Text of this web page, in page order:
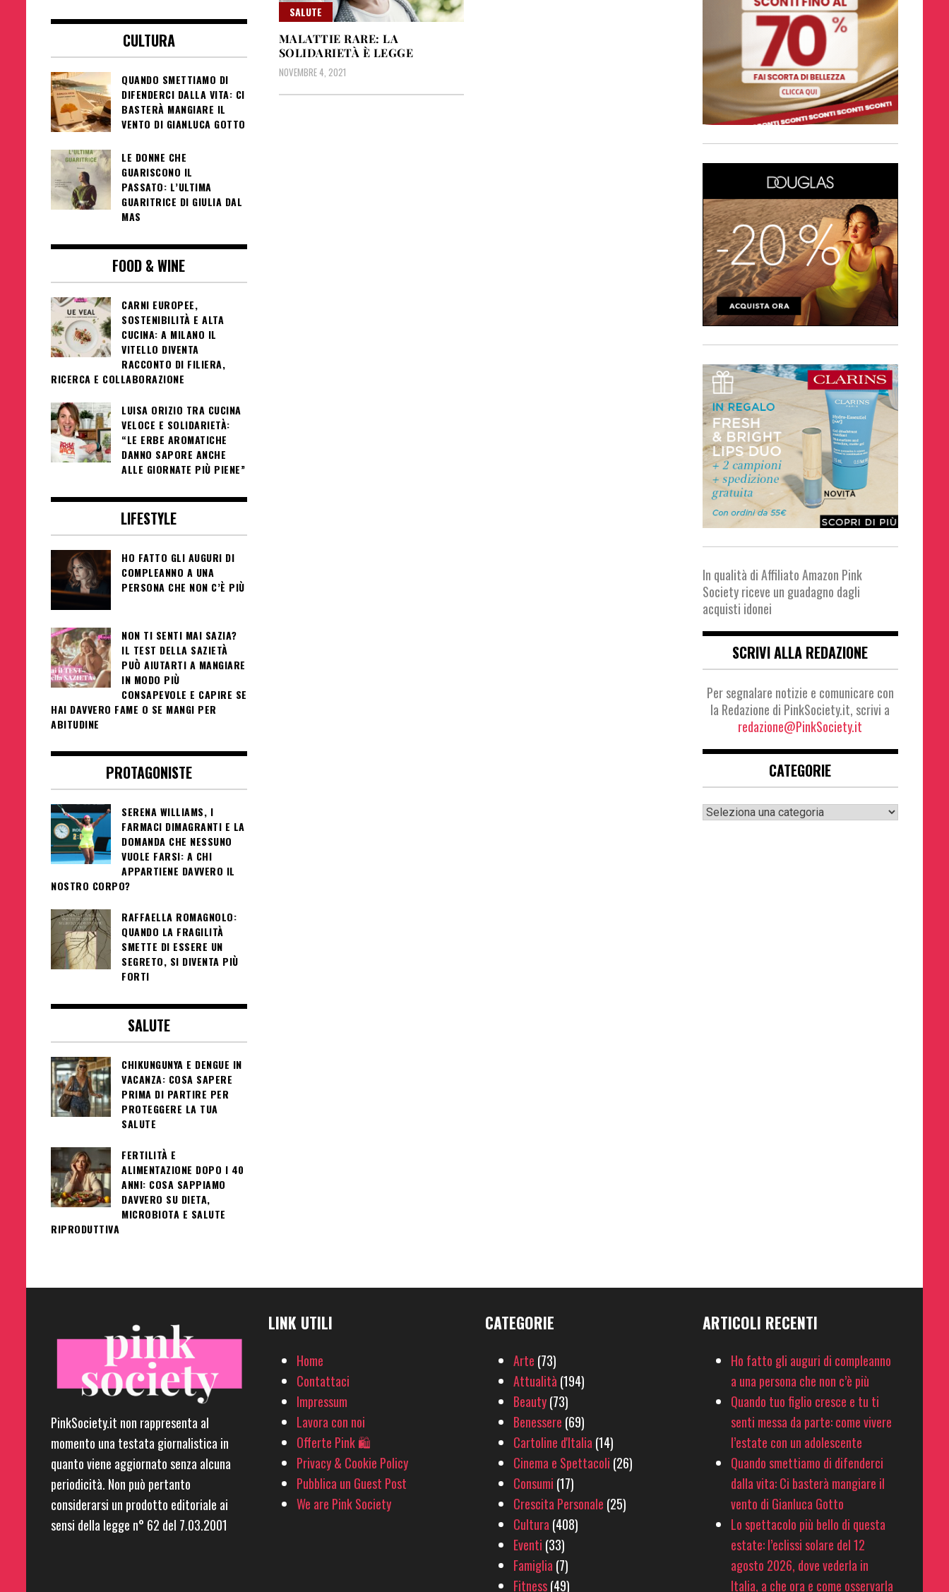
SALUTE
MALATTIE RARE: LA
SOLIDARIETÀ È LEGGE
NOVEMBRE 4, 2021
CULTURA
QUANDO SMETTIAMO DI
DIFENDERCI DALLA VITA: CI
BASTERÀ MANGIARE IL
VENTO DI GIANLUCA GOTTO
LE DONNE CHE
GUARISCONO IL
PASSATO: L’ULTIMA
GUARITRICE DI GIULIA DAL
MAS
FOOD & WINE
CARNI EUROPEE,
SOSTENIBILITÀ E ALTA
CUCINA: A MILANO IL
VITELLO DIVENTA
RACCONTO DI FILIERA,
RICERCA E COLLABORAZIONE
LUISA ORIZIO TRA CUCINA
VELOCE E SOLIDARIETÀ:
“LE ERBE AROMATICHE
DANNO SAPORE ANCHE
ALLE GIORNATE PIÙ PIENE”
LIFESTYLE
HO FATTO GLI AUGURI DI
COMPLEANNO A UNA
PERSONA CHE NON C’È PIÙ
NON TI SENTI MAI SAZIA?
IL TEST DELLA SAZIETÀ
PUÒ AIUTARTI A MANGIARE
IN MODO PIÙ
CONSAPEVOLE E CAPIRE SE
HAI DAVVERO FAME O SE MANGI PER
ABITUDINE
PROTAGONISTE
SERENA WILLIAMS, I
FARMACI DIMAGRANTI E LA
DOMANDA CHE NESSUNO
VUOLE FARSI: A CHI
APPARTIENE DAVVERO IL
NOSTRO CORPO?
RAFFAELLA ROMAGNOLO:
QUANDO LA FRAGILITÀ
SMETTE DI ESSERE UN
SEGRETO, SI DIVENTA PIÙ
FORTI
SALUTE
CHIKUNGUNYA E DENGUE IN
VACANZA: COSA SAPERE
PRIMA DI PARTIRE PER
PROTEGGERE LA TUA
SALUTE
FERTILITÀ E
ALIMENTAZIONE DOPO I 40
ANNI: COSA SAPPIAMO
DAVVERO SU DIETA,
MICROBIOTA E SALUTE
RIPRODUTTIVA
In qualità di Affiliato Amazon Pink
Society riceve un guadagno dagli
acquisti idonei
SCRIVI ALLA REDAZIONE
Per segnalare notizie e comunicare con
la Redazione di PinkSociety.it, scrivi a
redazione@PinkSociety.it
CATEGORIE
Categorie
PinkSociety.it non rappresenta al
momento una testata giornalistica in
quanto viene aggiornato senza alcuna
periodicità. Non può pertanto
considerarsi un prodotto editoriale ai
sensi della legge n° 62 del 7.03.2001
LINK UTILI
Home
Contattaci
Impressum
Lavora con noi
Offerte Pink 🛍
Privacy & Cookie Policy
Pubblica un Guest Post
We are Pink Society
CATEGORIE
Arte (73)
Attualità (194)
Beauty(73)
Benessere (69)
Cartoline d'Italia (14)
Cinema e Spettacoli (26)
Consumi (17)
Crescita Personale (25)
Cultura (408)
Eventi (33)
Famiglia (7)
Fitness(49)
ARTICOLI RECENTI
Ho fatto gli auguri di compleanno
a una persona che non c’è più
Quando tuo figlio cresce e tu ti
senti messa da parte: come vivere
l’estate con un adolescente
Quando smettiamo di difenderci
dalla vita: Ci basterà mangiare il
vento di Gianluca Gotto
Lo spettacolo più bello di questa
estate: l’eclissi solare del 12
agosto 2026, dove vederla in
Italia, a che ora e come osservarla